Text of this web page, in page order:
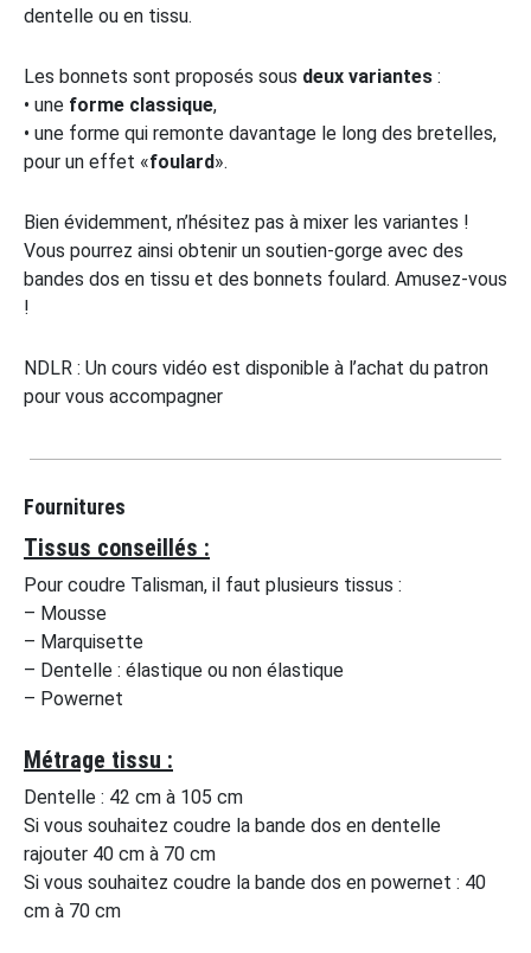
dentelle ou en tissu.
Les bonnets sont proposés sous deux variantes :
• une forme classique,
• une forme qui remonte davantage le long des bretelles,
pour un effet «foulard».
Bien évidemment, n’hésitez pas à mixer les variantes !
Vous pourrez ainsi obtenir un soutien-gorge avec des
bandes dos en tissu et des bonnets foulard. Amusez-vous
!
NDLR : Un cours vidéo est disponible à l’achat du patron
pour vous accompagner
Fournitures
Tissus conseillés :
Pour coudre Talisman, il faut plusieurs tissus :
– Mousse
– Marquisette
– Dentelle : élastique ou non élastique
– Powernet
Métrage tissu :
Dentelle : 42 cm à 105 cm
Si vous souhaitez coudre la bande dos en dentelle
rajouter 40 cm à 70 cm
Si vous souhaitez coudre la bande dos en powernet : 40
cm à 70 cm